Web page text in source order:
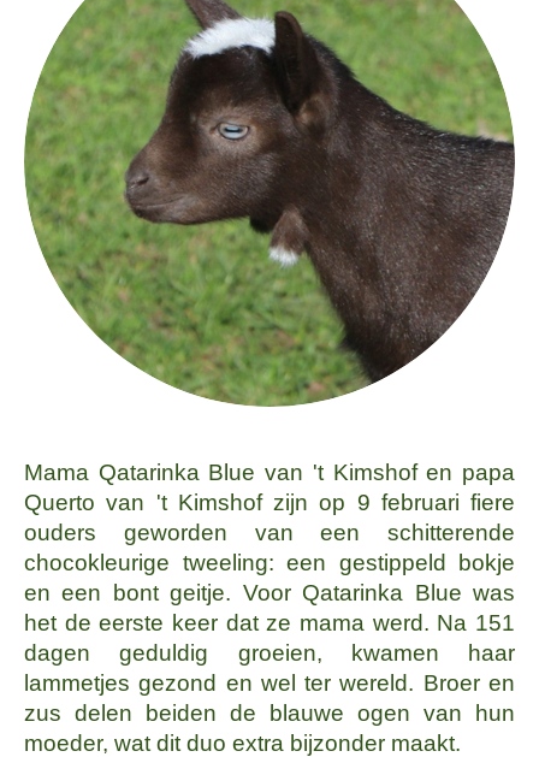
Mama Qatarinka Blue van 't Kimshof en papa
Querto van 't Kimshof zijn op 9 februari fiere
ouders geworden van een schitterende
chocokleurige tweeling: een gestippeld bokje
en een bont geitje. Voor Qatarinka Blue was
het de eerste keer dat ze mama werd. Na 151
dagen geduldig groeien, kwamen haar
lammetjes gezond en wel ter wereld. Broer en
zus delen beiden de blauwe ogen van hun
moeder, wat dit duo extra bijzonder maakt.